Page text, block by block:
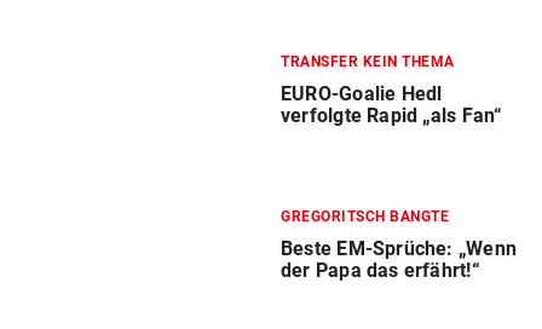
TRANSFER KEIN THEMA
EURO-Goalie Hedl
verfolgte Rapid „als Fan“
GREGORITSCH BANGTE
Beste EM-Sprüche: „Wenn
der Papa das erfährt!“